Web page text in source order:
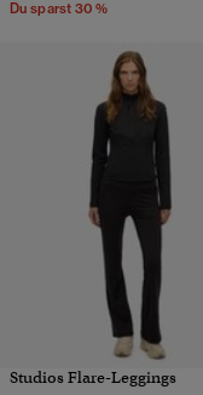
Du sparst 30 %
Studios Flare-Leggings